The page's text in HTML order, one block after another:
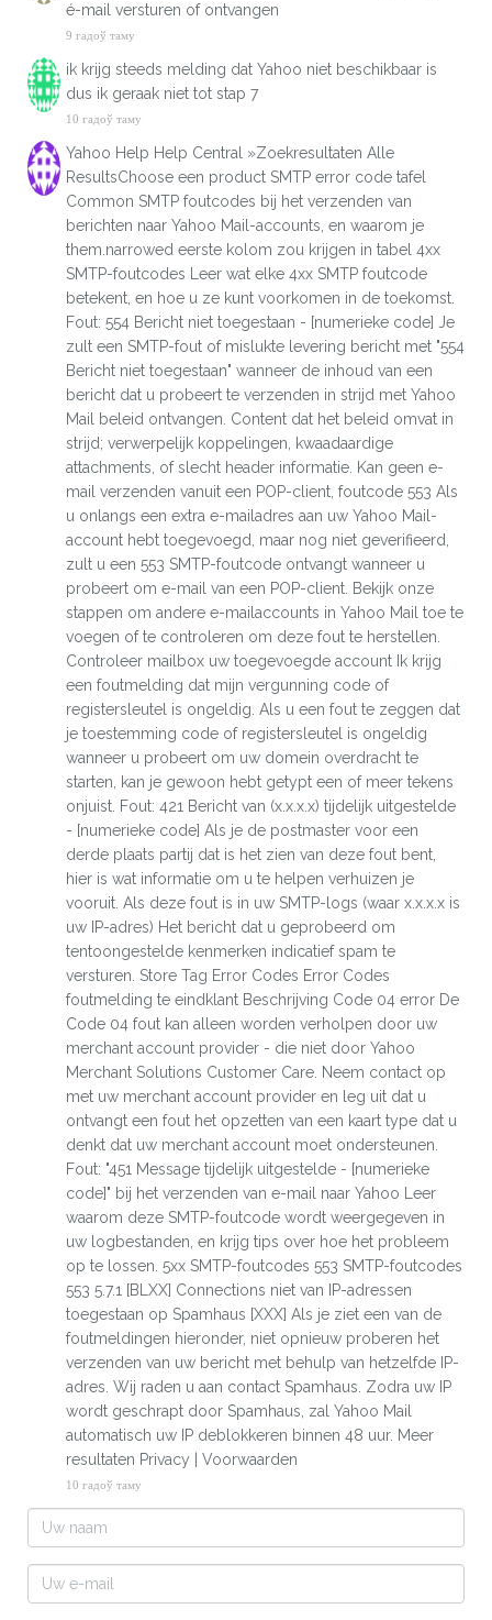
é-mail versturen of ontvangen
9 гадоў таму
ik krijg steeds melding dat Yahoo niet beschikbaar is
dus ik geraak niet tot stap 7
10 гадоў таму
Yahoo Help Help Central »Zoekresultaten Alle
ResultsChoose een product SMTP error code tafel
Common SMTP foutcodes bij het verzenden van
berichten naar Yahoo Mail-accounts, en waarom je
them.narrowed eerste kolom zou krijgen in tabel 4xx
SMTP-foutcodes Leer wat elke 4xx SMTP foutcode
betekent, en hoe u ze kunt voorkomen in de toekomst.
Fout: 554 Bericht niet toegestaan ​​- [numerieke code] Je
zult een SMTP-fout of mislukte levering bericht met "554
Bericht niet toegestaan" wanneer de inhoud van een
bericht dat u probeert te verzenden in strijd met Yahoo
Mail beleid ontvangen. Content dat het beleid omvat in
strijd; verwerpelijk koppelingen, kwaadaardige
attachments, of slecht header informatie. Kan geen e-
mail verzenden vanuit een POP-client, foutcode 553 Als
u onlangs een extra e-mailadres aan uw Yahoo Mail-
account hebt toegevoegd, maar nog niet geverifieerd,
zult u een 553 SMTP-foutcode ontvangt wanneer u
probeert om e-mail van een POP-client. Bekijk onze
stappen om andere e-mailaccounts in Yahoo Mail toe te
voegen of te controleren om deze fout te herstellen.
Controleer mailbox uw toegevoegde account Ik krijg
een foutmelding dat mijn vergunning code of
registersleutel is ongeldig. Als u een fout te zeggen dat
je toestemming code of registersleutel is ongeldig
wanneer u probeert om uw domein overdracht te
starten, kan je gewoon hebt getypt een of meer tekens
onjuist. Fout: 421 Bericht van (x.x.x.x) tijdelijk uitgestelde
- [numerieke code] Als je de postmaster voor een
derde plaats partij dat is het zien van deze fout bent,
hier is wat informatie om u te helpen verhuizen je
vooruit. Als deze fout is in uw SMTP-logs (waar x.x.x.x is
uw IP-adres) Het bericht dat u geprobeerd om
tentoongestelde kenmerken indicatief spam te
versturen. Store Tag Error Codes Error Codes
foutmelding te eindklant Beschrijving Code 04 error De
Code 04 fout kan alleen worden verholpen door uw
merchant account provider - die niet door Yahoo
Merchant Solutions Customer Care. Neem contact op
met uw merchant account provider en leg uit dat u
ontvangt een fout het opzetten van een kaart type dat u
denkt dat uw merchant account moet ondersteunen.
Fout: "451 Message tijdelijk uitgestelde - [numerieke
code]" bij het verzenden van e-mail naar Yahoo Leer
waarom deze SMTP-foutcode wordt weergegeven in
uw logbestanden, en krijg tips over hoe het probleem
op te lossen. 5xx SMTP-foutcodes 553 SMTP-foutcodes
553 5.7.1 [BLXX] Connections niet van IP-adressen
toegestaan ​​op Spamhaus [XXX] Als je ziet een van de
foutmeldingen hieronder, niet opnieuw proberen het
verzenden van uw bericht met behulp van hetzelfde IP-
adres. Wij raden u aan contact Spamhaus. Zodra uw IP
wordt geschrapt door Spamhaus, zal Yahoo Mail
automatisch uw IP deblokkeren binnen 48 uur. Meer
resultaten Privacy | Voorwaarden
10 гадоў таму